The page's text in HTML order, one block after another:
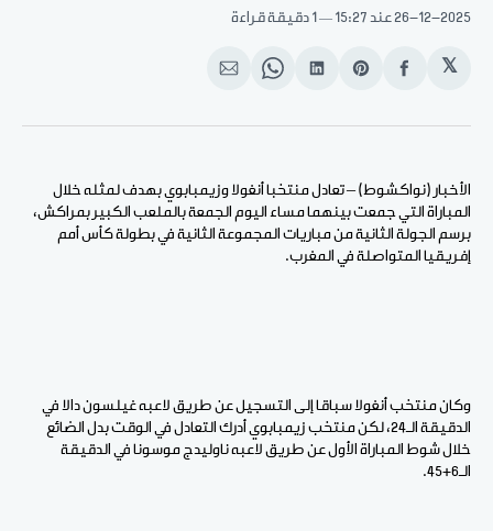
26-12-2025عند 15:27 1 دقيقة قراءة
𝕏
انشر
الفيسبوك
Share
Pinterest
انشر
لينكد
Share
WhatsApp
انشر
الإيميل
الأخبار (نواكشوط) – تعادل منتخبا أنغولا وزيمبابوي بهدف لمثله خلال
المباراة التي جمعت بينهما مساء اليوم الجمعة بالملعب الكبير بمراكش،
برسم الجولة الثانية من مباريات المجموعة الثانية في بطولة كأس أمم
إفريقيا المتواصلة في المغرب.
وكان منتخب أنغولا سباقا إلى التسجيل عن طريق لاعبه غيلسون دالا في
الدقيقة الـ24، لكن منتخب زيمبابوي أدرك التعادل في الوقت بدل الضائع
خلال شوط المباراة الأول عن طريق لاعبه ناوليدج موسونا في الدقيقة
الـ6+45.